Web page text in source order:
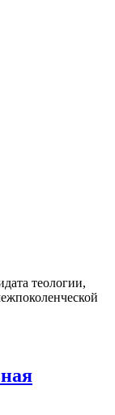
теологии,